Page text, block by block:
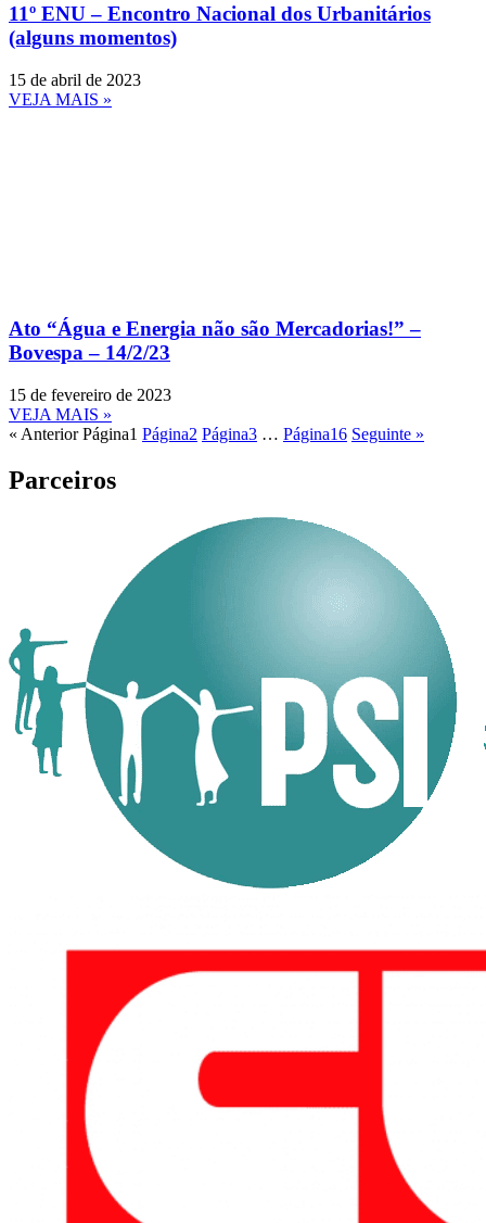
11º ENU – Encontro Nacional dos Urbanitários
(alguns momentos)
15 de abril de 2023
VEJA MAIS »
Ato “Água e Energia não são Mercadorias!” –
Bovespa – 14/2/23
15 de fevereiro de 2023
VEJA MAIS »
« Anterior Página1 Página2 Página3 … Página16 Seguinte »
Parceiros